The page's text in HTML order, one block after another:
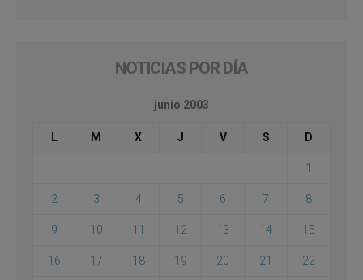
NOTICIAS POR DÍA
junio 2003
L M X J V S D
1
2 3 4 5 6 7 8
9 10 11 12 13 14 15
16 17 18 19 20 21 22